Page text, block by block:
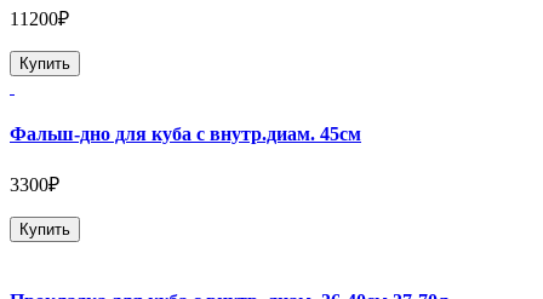
11200₽
Купить
Фальш-дно для куба с внутр.диам. 45см
3300₽
Купить